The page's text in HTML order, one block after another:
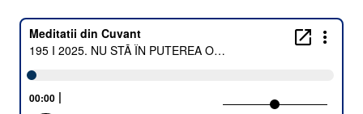
2025.
PUTEREA